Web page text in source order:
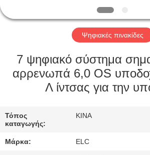
ΓΎΡΟΣ
ΕΡΓΟΣΤΑΣΊΩΝ
ΠΟΙΟΤΙΚΌΣ
ΈΛΕΓΧΟΣ
ΜΑΣ
ΕΛΆΤΕ
Ψηφιακές πινακίδες
7 ψηφιακό σύστημα
αρρενωπά 6,0 OS
Λ ίντσας για την
Τόπος
καταγωγής:
ΚΙΝΑ
Μάρκα: ELC